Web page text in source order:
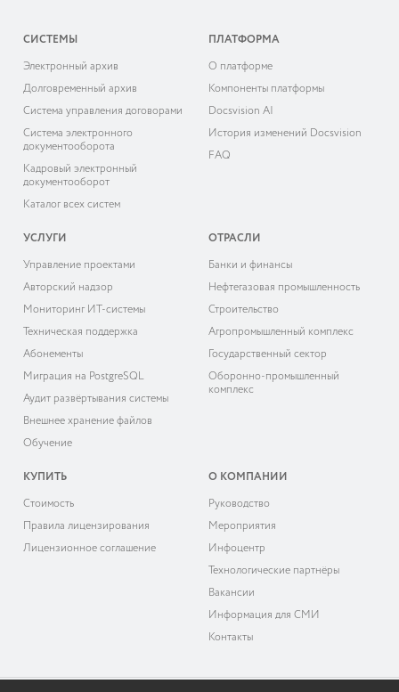
СИСТЕМЫ
Электронный архив
Долговременный архив
Система управления договорами
Система электронного
документооборота
Кадровый электронный
документооборот
Каталог всех систем
ПЛАТФОРМА
О платформе
Компоненты платформы
Docsvision AI
История изменений Docsvision
FAQ
УСЛУГИ
Управление проектами
Авторский надзор
Мониторинг ИТ-системы
Техническая поддержка
Абонементы
Миграция на PostgreSQL
Аудит развёртывания системы
Внешнее хранение файлов
Обучение
ОТРАСЛИ
Банки и финансы
Нефтегазовая промышленность
Строительство
Агропромышленный комплекс
Государственный сектор
Оборонно-промышленный
комплекс
КУПИТЬ
Cтоимость
Правила лицензирования
Лицензионное соглашение
О КОМПАНИИ
Руководство
Мероприятия
Инфоцентр
Технологические партнёры
Вакансии
Информация для СМИ
Контакты